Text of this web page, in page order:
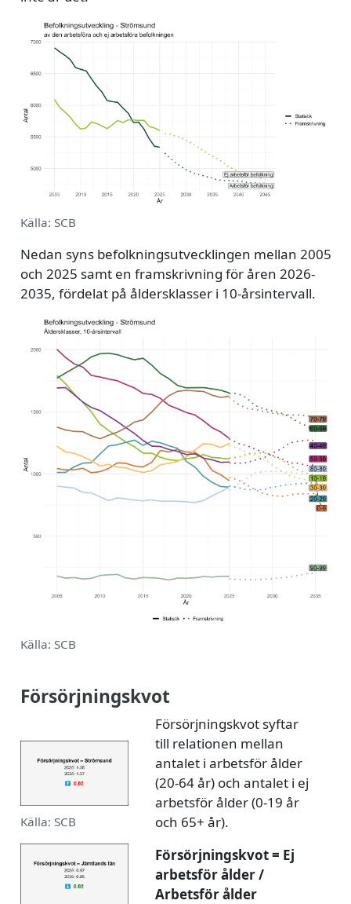
Källa: SCB
Nedan syns befolkningsutvecklingen mellan 2005
och 2025 samt en framskrivning för åren 2026-
2035, fördelat på åldersklasser i 10-årsintervall.
Källa: SCB
Försörjningskvot
Källa: SCB
Försörjningskvot syftar
till relationen mellan
antalet i arbetsför ålder
(20-64 år) och antalet i ej
arbetsför ålder (0-19 år
och 65+ år).
Försörjningskvot = Ej
arbetsför ålder /
Arbetsför ålder